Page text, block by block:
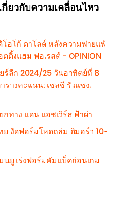
ยวกับความเคลื่อนไหว
อโก้ ดาโลต์ หลังความพ่ายแพ้
ติ้งแฮม ฟอเรสต์ - OPINION
ร์ลีก 2024/25 วันอาทิตย์ที่ 8
างคะแนน: เชลซี รัวแซง,
กทาง แดน แอชเวิร์ธ ฟ้าผ่า
ย งัดฟอร์มโหดถล่ม ติมอร์ฯ 10-
ยู เร่งฟอร์มคัมแบ็คก่อนเกม